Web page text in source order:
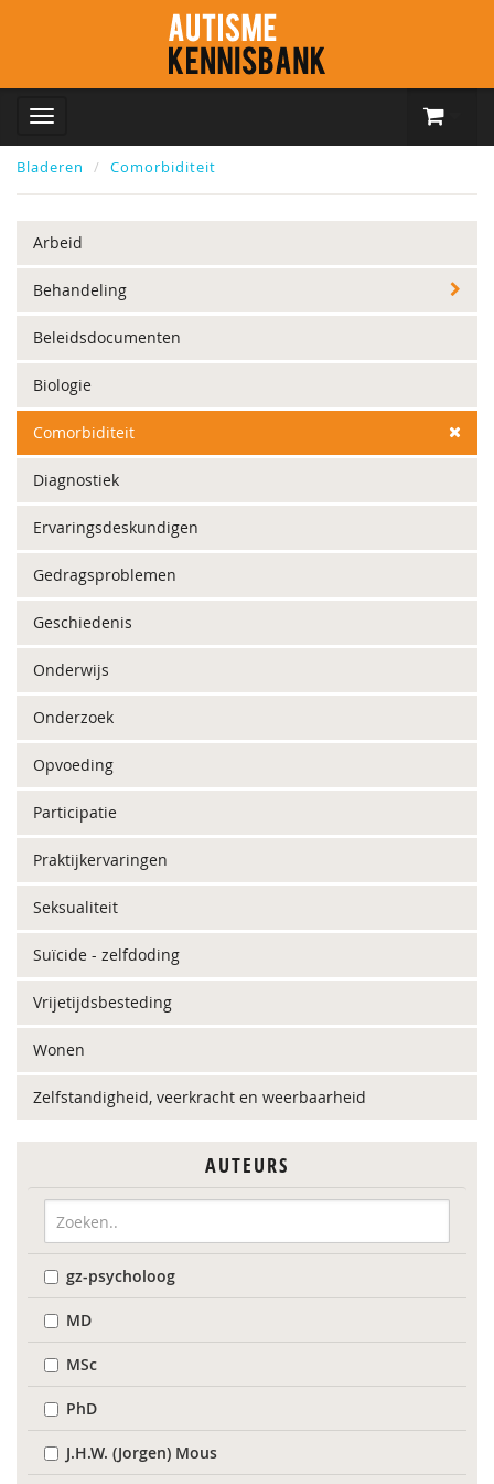
Bladeren Comorbiditeit
Arbeid
Behandeling
Beleidsdocumenten
Biologie
Comorbiditeit
Diagnostiek
Ervaringsdeskundigen
Gedragsproblemen
Geschiedenis
Onderwijs
Onderzoek
Opvoeding
Participatie
Praktijkervaringen
Seksualiteit
Suïcide - zelfdoding
Vrijetijdsbesteding
Wonen
Zelfstandigheid, veerkracht en weerbaarheid
AUTEURS
gz-psycholoog
MD
MSc
PhD
J.H.W. (Jorgen) Mous